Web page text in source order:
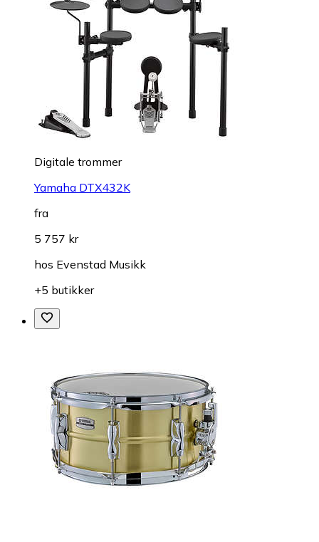
Digitale trommer
Yamaha DTX432K
fra
5 757 kr
hos Evenstad Musikk
+5 butikker